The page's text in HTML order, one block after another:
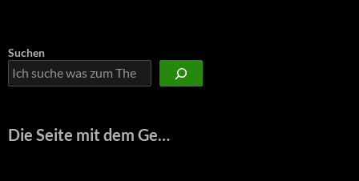
Suchen
Die Seite mit dem Ge…